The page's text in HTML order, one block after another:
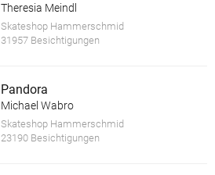
Theresia Meindl
Skateshop Hammerschmid
31957 Besichtigungen
Pandora
Michael Wabro
Skateshop Hammerschmid
23190 Besichtigungen